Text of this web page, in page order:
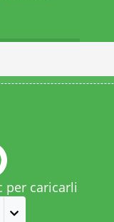
per caricarli